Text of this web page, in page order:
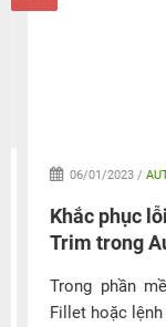
06/01/2023 /
Khắc phục
Trim trong
Trong phần
Fillet hoặc lệnh